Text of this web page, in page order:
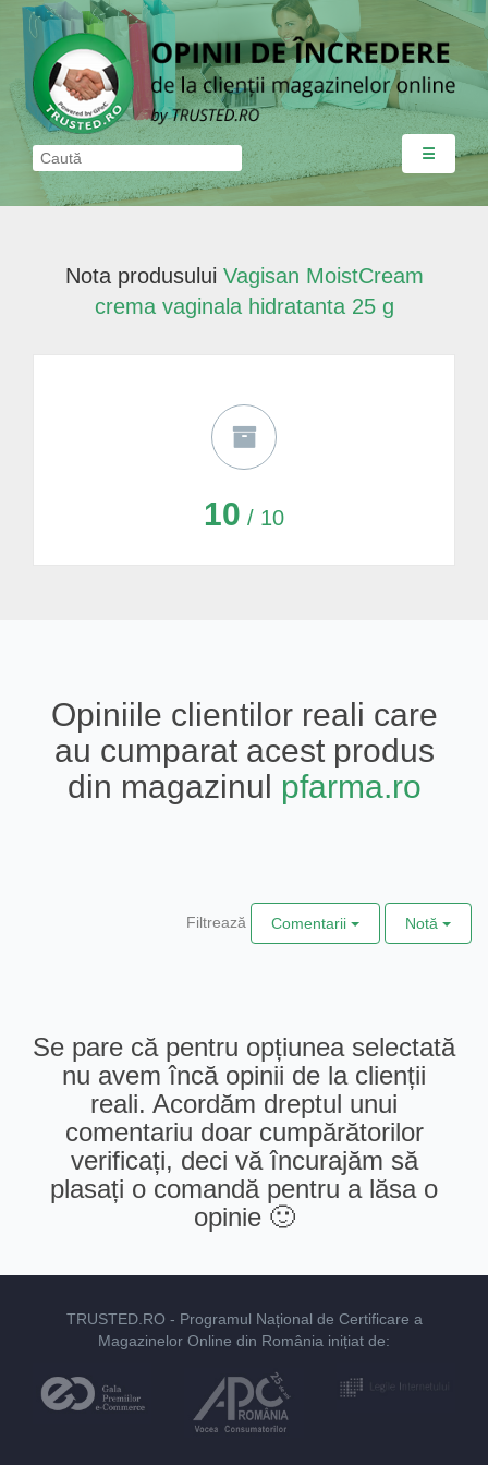
☰
Nota produsului Vagisan MoistCream
crema vaginala hidratanta 25 g
10 / 10
Opiniile clientilor reali care
au cumparat acest produs
din magazinul pfarma.ro
Filtrează Comentarii Notă
Se pare că pentru opțiunea selectată
nu avem încă opinii de la clienții
reali. Acordăm dreptul unui
comentariu doar cumpărătorilor
verificați, deci vă încurajăm să
plasați o comandă pentru a lăsa o
opinie 🙂
TRUSTED.RO - Programul Național de Certificare a
Magazinelor Online din România inițiat de: